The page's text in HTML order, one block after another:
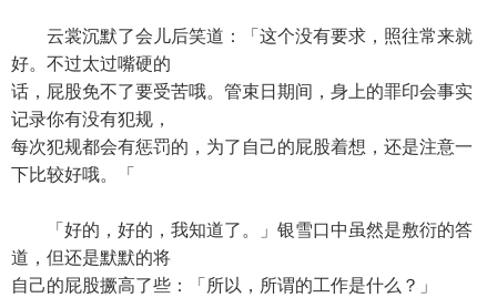
云裳沉默了会儿后笑道：「这个没有要求，照往常来就
好。不过太过嘴硬的
话，屁股免不了要受苦哦。管束日期间，身上的罪印会事实
记录你有没有犯规，
每次犯规都会有惩罚的，为了自己的屁股着想，还是注意一
下比较好哦。「
「好的，好的，我知道了。」银雪口中虽然是敷衍的答
道，但还是默默的将
自己的屁股撅高了些：「所以，所谓的工作是什么？」